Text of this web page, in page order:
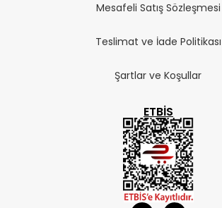
Mesafeli Satış Sözleşmesi
Teslimat ve İade Politikası
Şartlar ve Koşullar
ETBIS